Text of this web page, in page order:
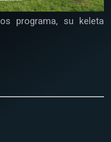
programa, su keleta